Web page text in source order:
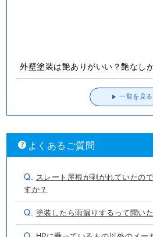
よくあるご質問
すか？
Q.塗装したら雨漏りするって聞い
Q.HPに乗っているもの以外のメー
すか？
Q.対応エリアに記載が無い地域な
だけますか？